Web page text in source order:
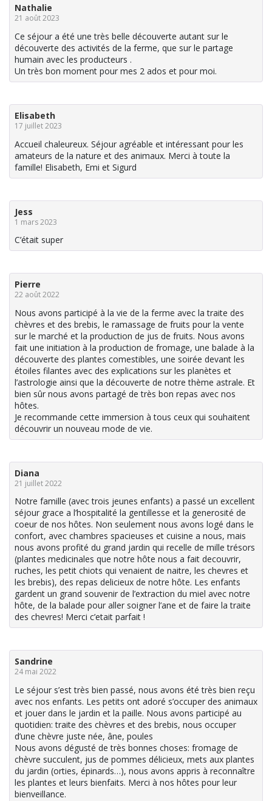
Nathalie
21 août 2023
Ce séjour a été une très belle découverte autant sur le
découverte des activités de la ferme, que sur le partage
humain avec les producteurs .
Un très bon moment pour mes 2 ados et pour moi.
Elisabeth
17 juillet 2023
Accueil chaleureux. Séjour agréable et intéressant pour les
amateurs de la nature et des animaux. Merci à toute la
famille! Elisabeth, Emi et Sigurd
Jess
1 mars 2023
C’était super
Pierre
22 août 2022
Nous avons participé à la vie de la ferme avec la traite des
chèvres et des brebis, le ramassage de fruits pour la vente
sur le marché et la production de jus de fruits. Nous avons
fait une initiation à la production de fromage, une balade à la
découverte des plantes comestibles, une soirée devant les
étoiles filantes avec des explications sur les planètes et
l’astrologie ainsi que la découverte de notre thème astrale. Et
bien sûr nous avons partagé de très bon repas avec nos
hôtes.
Je recommande cette immersion à tous ceux qui souhaitent
découvrir un nouveau mode de vie.
Diana
21 juillet 2022
Notre famille (avec trois jeunes enfants) a passé un excellent
séjour grace a l’hospitalité la gentillesse et la generosité de
coeur de nos hôtes. Non seulement nous avons logé dans le
confort, avec chambres spacieuses et cuisine a nous, mais
nous avons profité du grand jardin qui recelle de mille trésors
(plantes medicinales que notre hôte nous a fait decouvrir,
ruches, les petit chiots qui venaient de naitre, les chevres et
les brebis), des repas delicieux de notre hôte. Les enfants
gardent un grand souvenir de l’extraction du miel avec notre
hôte, de la balade pour aller soigner l’ane et de faire la traite
des chevres! Merci c’etait parfait !
Sandrine
24 mai 2022
Le séjour s’est très bien passé, nous avons été très bien reçu
avec nos enfants. Les petits ont adoré s’occuper des animaux
et jouer dans le jardin et la paille. Nous avons participé au
quotidien: traite des chèvres et des brebis, nous occuper
d’une chèvre juste née, âne, poules
Nous avons dégusté de très bonnes choses: fromage de
chèvre succulent, jus de pommes délicieux, mets aux plantes
du jardin (orties, épinards…), nous avons appris à reconnaître
les plantes et leurs bienfaits. Merci à nos hôtes pour leur
bienveillance.